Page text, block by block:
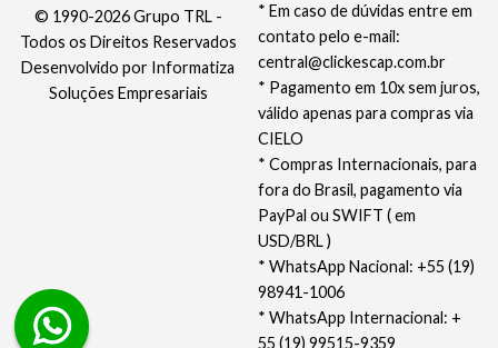
* Em caso de dúvidas entre em
contato pelo e-mail:
central@clickescap.com.br
* Pagamento em 10x sem juros,
válido apenas para compras via
CIELO
* Compras Internacionais, para
fora do Brasil, pagamento via
PayPal ou SWIFT ( em
USD/BRL )
* WhatsApp Nacional: +55 (19)
98941-1006
* WhatsApp Internacional: +
55 (19) 99515-9359
© 1990-2026 Grupo TRL -
Todos os Direitos Reservados
Desenvolvido por Informatiza
Soluções Empresariais